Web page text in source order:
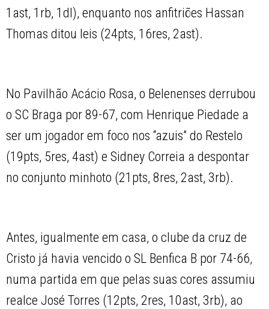
1ast, 1rb, 1dl), enquanto nos anfitriões Hassan
Thomas ditou leis (24pts, 16res, 2ast).
No Pavilhão Acácio Rosa, o Belenenses derrubou
o SC Braga por 89-67, com Henrique Piedade a
ser um jogador em foco nos “azuis” do Restelo
(19pts, 5res, 4ast) e Sidney Correia a despontar
no conjunto minhoto (21pts, 8res, 2ast, 3rb).
Antes, igualmente em casa, o clube da cruz de
Cristo já havia vencido o SL Benfica B por 74-66,
numa partida em que pelas suas cores assumiu
realce José Torres (12pts, 2res, 10ast, 3rb), ao